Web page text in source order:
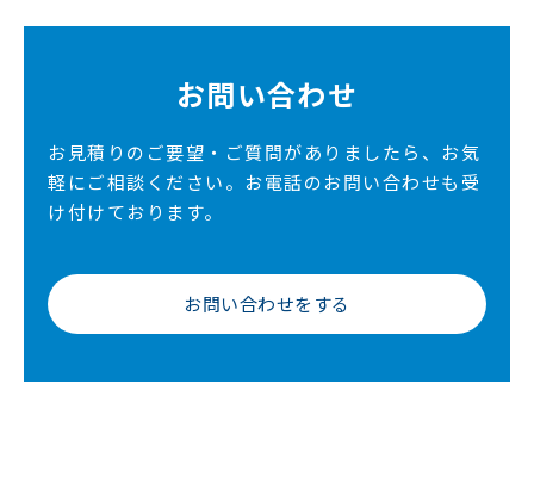
お問い合わせ
お見積りのご要望・ご質問がありましたら、お気
軽にご相談ください。 お電話のお問い合わせも受
け付けております。
お問い合わせをする